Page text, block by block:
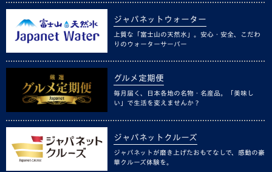
ジャパネットウォーター
上質な「富士山の天然水」。安心・安全、こだわ
りのウォーターサーバー
グルメ定期便
毎月届く、日本各地の名物・名産品。「美味し
い」で生活を変えませんか？
ジャパネットクルーズ
ジャパネットが磨き上げたおもてなしで、感動の豪
華クルーズ体験を。